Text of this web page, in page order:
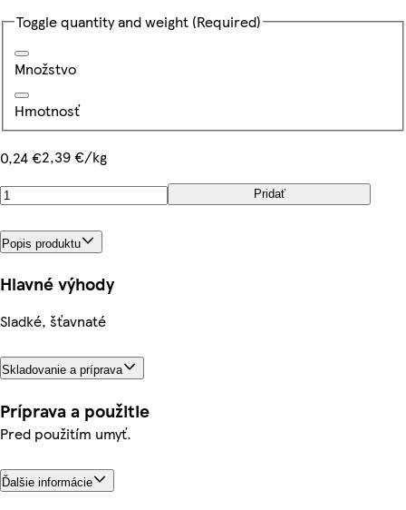
Toggle quantity and weight (Required)
Množstvo
Hmotnosť
0,24 €2,39 €/kg
Pridať
Popis produktu
Hlavné výhody
Sladké, šťavnaté
Skladovanie a príprava
Príprava a použitie
Pred použitím umyť.
Ďalšie informácie